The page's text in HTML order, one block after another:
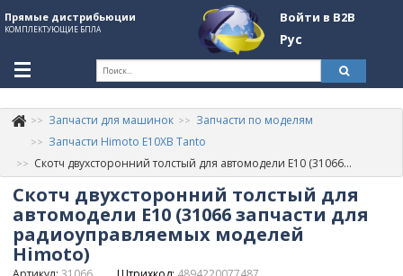
Прямые дистрибьюции
КОМПЛЕКТУЮЩИЕ БПЛА
Войти в B2B
Рус
+380507774092
Информация о компании
About Company
Обзоры
Запчасти для машинок
Запчасти по моделям
Запчасти Himoto E10XB Tanto
Скотч двухсторонний толстый для автомодели E10 (31066 запчасти для радиоуправляемых моделей Himoto)
Скотч двухсторонний толстый для
автомодели E10 (31066 запчасти для
радиоуправляемых моделей
Himoto)